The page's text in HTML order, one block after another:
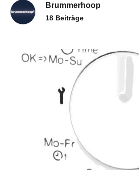
Brummerhoop
18 Beiträge